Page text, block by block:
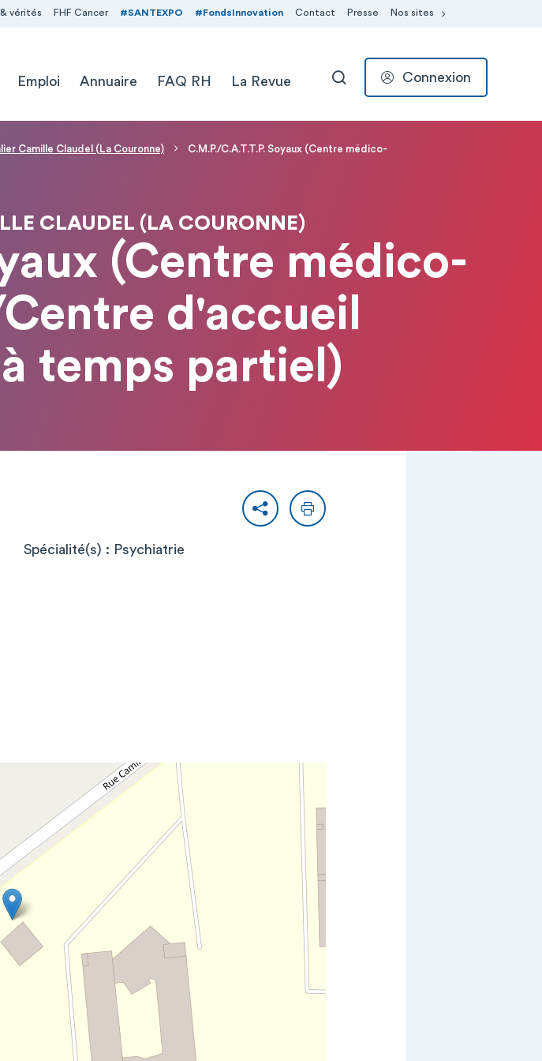
vérités FHF Cancer #SANTEXPO #FondsInnovation Contact Presse Nos sites
Emploi Annuaire FAQ RH La Revue RECHERCHER
Connexion
Camille Claudel (La Couronne)
C.M.P./C.A.T.T.P. Soyaux (Centre médico-
CLAUDEL (LA COURONNE)
(Centre médico-
d'accueil
temps partiel)
PartagerImprimer
Spécialité(s) : Psychiatrie